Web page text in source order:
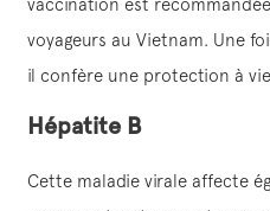
voyageurs au Vietnam. Une
il confère une protection à
Hépatite B
Cette maladie virale affecte